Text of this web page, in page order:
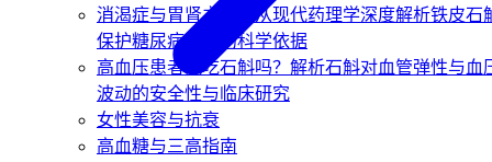
消渴症与胃肾之阴：从现代药理学深度解析铁皮石
保护糖尿病肾脏的科学依据
高血压患者能吃石斛吗？解析石斛对血管弹性与血
波动的安全性与临床研究
女性美容与抗衰
高血糖与三高指南